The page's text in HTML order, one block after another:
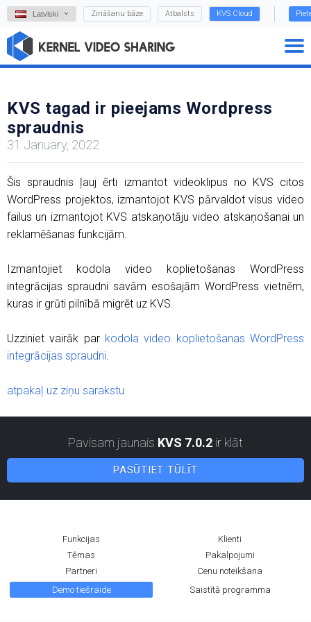
Latviski Zināšanu bāze Atbalsts KVS Cloud
KVS tagad ir pieejams Wordpress
spraudnis
31 January, 2022
Šis spraudnis ļauj ērti izmantot videoklipus no KVS citos
WordPress projektos, izmantojot KVS pārvaldot visus video
failus un izmantojot KVS atskaņotāju video atskaņošanai un
reklamēšanas funkcijām.
Izmantojiet kodola video koplietošanas WordPress
integrācijas spraudni savām esošajām WordPress vietnēm,
kuras ir grūti pilnībā migrēt uz KVS.
Uzziniet vairāk par kodola video koplietošanas WordPress
integrācijas spraudni.
atpakaļ uz ziņu sarakstu
Pavisam jaunais KVS 7.0.2 ir klāt
PASŪTIET TŪLĪT
Funkcijas
Klienti
Tēmas
Pakalpojumi
Partneri
Cenu noteikšana
Demo tiešraide
Saistītā programma